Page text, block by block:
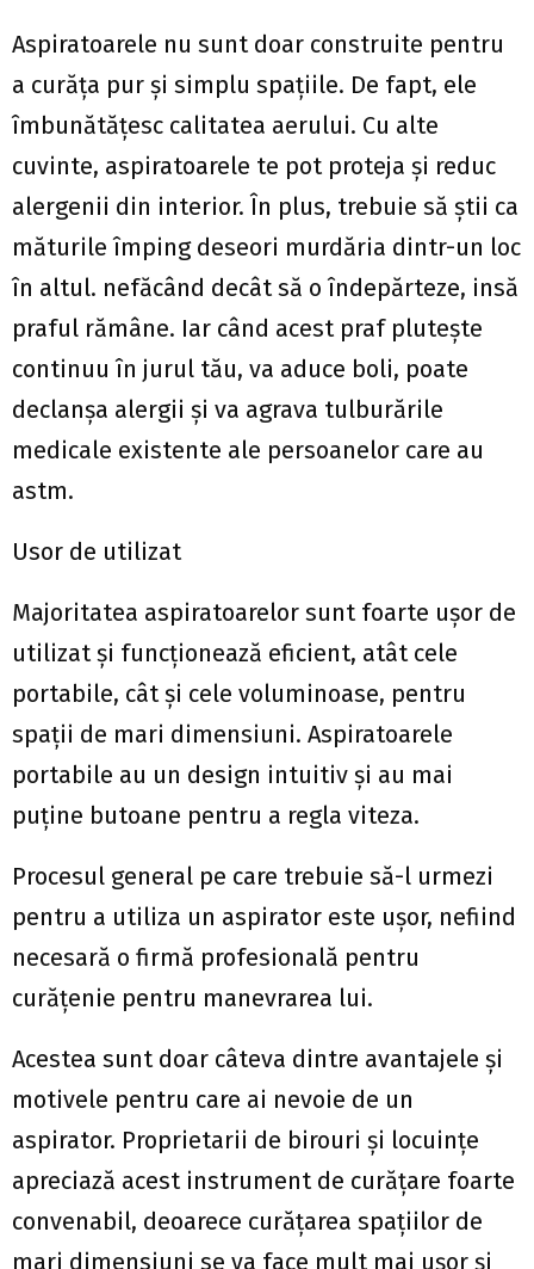
Aspiratoarele nu sunt doar construite pentru
a curăța pur și simplu spațiile. De fapt, ele
îmbunătățesc calitatea aerului. Cu alte
cuvinte, aspiratoarele te pot proteja și reduc
alergenii din interior. În plus, trebuie să știi ca
măturile împing deseori murdăria dintr-un loc
în altul. nefăcând decât să o îndepărteze, insă
praful rămâne. Iar când acest praf plutește
continuu în jurul tău, va aduce boli, poate
declanșa alergii și va agrava tulburările
medicale existente ale persoanelor care au
astm.
Usor de utilizat
Majoritatea aspiratoarelor sunt foarte ușor de
utilizat și funcționează eficient, atât cele
portabile, cât și cele voluminoase, pentru
spații de mari dimensiuni. Aspiratoarele
portabile au un design intuitiv și au mai
puține butoane pentru a regla viteza.
Procesul general pe care trebuie să-l urmezi
pentru a utiliza un aspirator este ușor, nefiind
necesară o firmă profesională pentru
curățenie pentru manevrarea lui.
Acestea sunt doar câteva dintre avantajele și
motivele pentru care ai nevoie de un
aspirator. Proprietarii de birouri și locuințe
apreciază acest instrument de curățare foarte
convenabil, deoarece curățarea spațiilor de
mari dimensiuni se va face mult mai ușor și